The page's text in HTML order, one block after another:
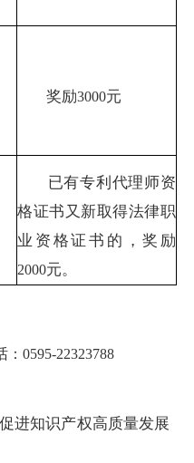
奖励3000元
已有专利代理师资
格证书又新取得法律职
业资格证书的，奖励
2000元。
0595-22323788
进知识产权高质量发展